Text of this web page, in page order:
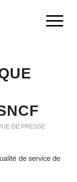
DE PRESSE
de service de